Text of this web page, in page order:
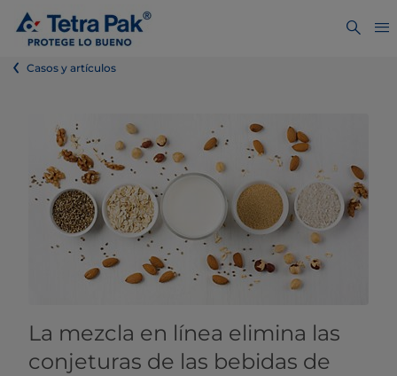
Casos y artículos
La mezcla en línea elimina las
conjeturas de las bebidas de